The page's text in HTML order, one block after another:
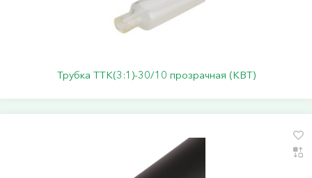
Трубка ТТК(3:1)-30/10 прозрачная (КВТ)